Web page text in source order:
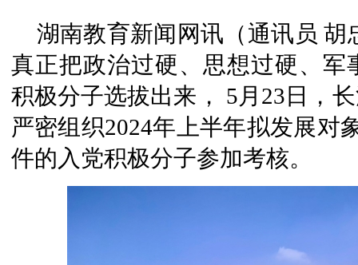
湖南教育新闻网讯（通讯员
真正把政治过硬、思想过硬、
积极分子选拔出来， 5月23日，
严密组织2024年上半年拟发展对
件的入党积极分子参加考核。